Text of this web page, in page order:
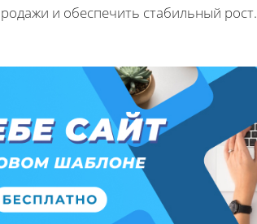
и обеспечить стабильный рост.